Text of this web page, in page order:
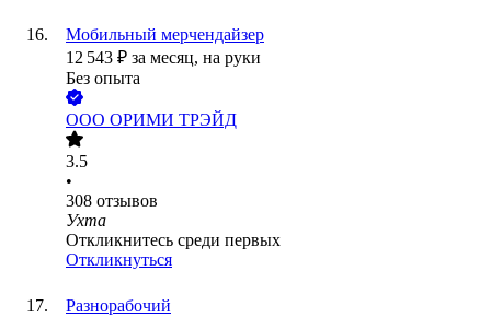
Мобильный мерчендайзер
12 543 ₽ за месяц, на руки
Без опыта
ООО ОРИМИ ТРЭЙД
3.5
•
308 отзывов
Ухта
Откликнитесь среди первых
Откликнуться
Разнорабочий